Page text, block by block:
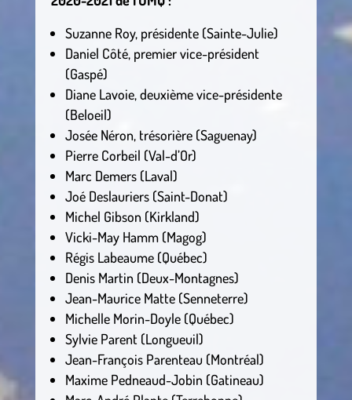
Suzanne Roy, présidente (Sainte-Julie)
Daniel Côté, premier vice-président
(Gaspé)
Diane Lavoie, deuxième vice-présidente
(Beloeil)
Josée Néron, trésorière (Saguenay)
Pierre Corbeil (Val-d’Or)
Marc Demers (Laval)
Joé Deslauriers (Saint-Donat)
Michel Gibson (Kirkland)
Vicki-May Hamm (Magog)
Régis Labeaume (Québec)
Denis Martin (Deux-Montagnes)
Jean-Maurice Matte (Senneterre)
Michelle Morin-Doyle (Québec)
Sylvie Parent (Longueuil)
Jean-François Parenteau (Montréal)
Maxime Pedneaud-Jobin (Gatineau)